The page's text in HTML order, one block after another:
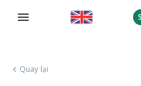
Quay lại